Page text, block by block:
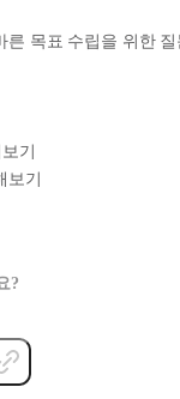
른 목표 수립을 위한 질
기
기
?